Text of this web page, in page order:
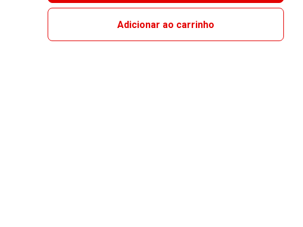
Adicionar ao carrinho